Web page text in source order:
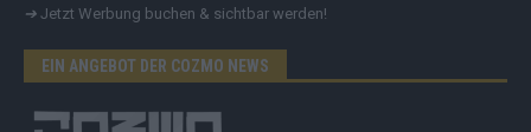
➔ Jetzt Werbung buchen & sichtbar werden!
EIN ANGEBOT DER COZMO NEWS